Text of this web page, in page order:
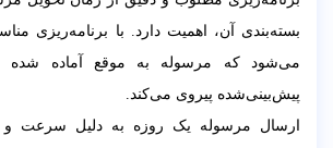
بسته‌بندی آن، اهمیت دارد. با برنامه‌ریزی
می‌شود که مرسوله به موقع آماده شده
پیش‌بینی‌شده پیروی می‌کند.
ارسال مرسوله یک روزه به دلیل سرعت و